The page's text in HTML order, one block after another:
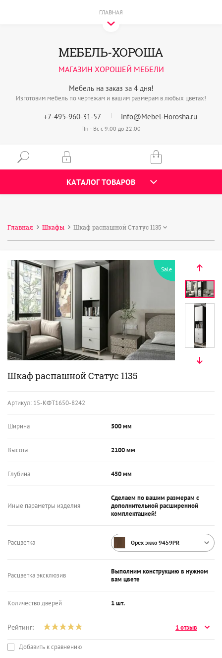
ГЛАВНАЯ
Мебель на заказ за 4 дня!
Изготовим мебель по чертежам и вашим размерам в любых цветах!
МЕБЕЛЬ-ХОРОША
МАГАЗИН ХОРОШЕЙ МЕБЕЛИ
+7-495-960-31-57 info@Mebel-Horosha.ru
Пн - Вс с 9:00 до 22:00
КАТАЛОГ ТОВАРОВ
Главная Шкафы Шкаф распашной Статус 1135
Sale
Шкаф распашной Статус 1135
Артикул: 15-КФТ1650-8242
Ширина 500 мм
Высота 2100 мм
Глубина 450 мм
Иные параметры изделия
Сделаем по вашим размерам с
дополнительной расширенной
комплектацией!
Расцветка Орех экко 9459PR
Расцветка эксклюзив
Выполним конструкцию в нужном
вам цвете
Количество дверей 1 шт.
Рейтинг: 1 отзыв
Добавить к сравнению